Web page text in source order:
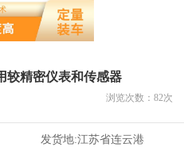
较精密仪表和传感器
浏览次数： 82次
发货地:江苏省连云港